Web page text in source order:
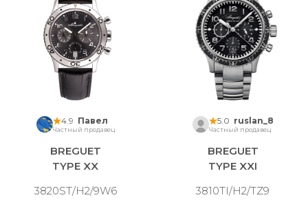
4.9 Павел
Частный продавец
BREGUET
TYPE XX
3820ST/H2/9W6
5.0 ruslan_8
Частный продавец
BREGUET
TYPE XXI
3810TI/H2/TZ9